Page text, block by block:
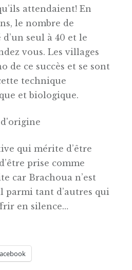
attendaient! En
le nombre de
seul à 40 et le
vous. Les villages
de ce succès et se sont
technique
et biologique.
qui mérite d’être
prise comme
car Brachoua n’est
parmi tant d’autres qui
en silence…